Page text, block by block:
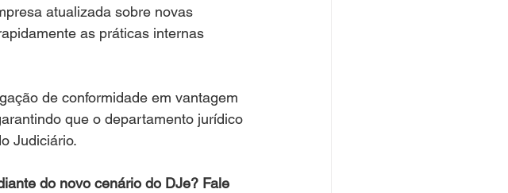
atualizada sobre novas
as práticas internas
de conformidade em vantagem
que o departamento jurídico
Judiciário.
do novo cenário do DJe? Fale